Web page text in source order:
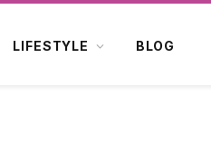
LIFESTYLE BLOG